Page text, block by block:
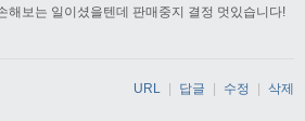
해보는 일이셨을텐데 판매중지 결정 멋있습니다!
URL 답글 수정 삭제